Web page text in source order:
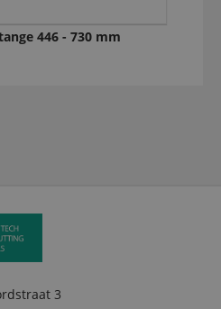
446 - 730 mm
3